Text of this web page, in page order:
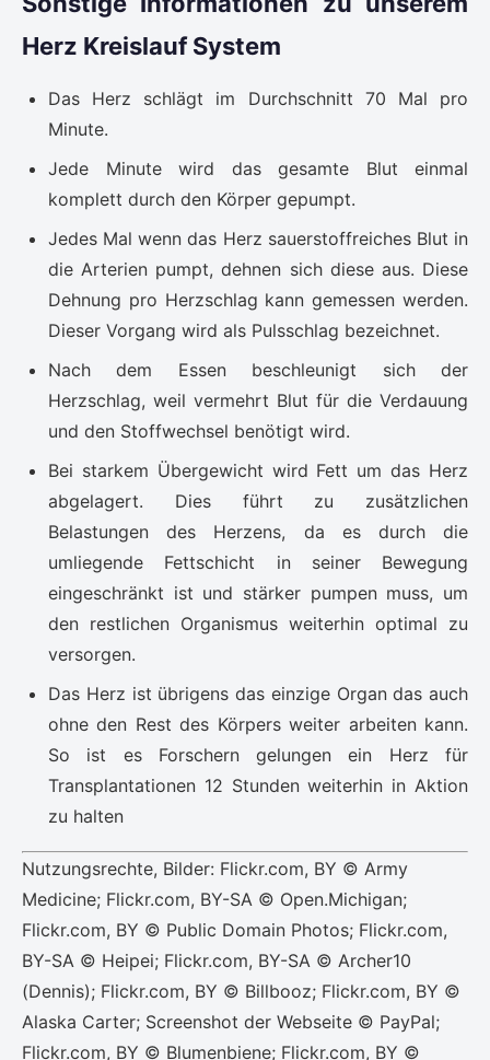
Herz Kreislauf System
Das Herz schlägt im Durchschnitt 70 Mal pro
Minute.
Jede Minute wird das gesamte Blut einmal
komplett durch den Körper gepumpt.
Jedes Mal wenn das Herz sauerstoffreiches Blut in
die Arterien pumpt, dehnen sich diese aus. Diese
Dehnung pro Herzschlag kann gemessen werden.
Dieser Vorgang wird als Pulsschlag bezeichnet.
Nach dem Essen beschleunigt sich der
Herzschlag, weil vermehrt Blut für die Verdauung
und den Stoffwechsel benötigt wird.
Bei starkem Übergewicht wird Fett um das Herz
abgelagert. Dies führt zu zusätzlichen
Belastungen des Herzens, da es durch die
umliegende Fettschicht in seiner Bewegung
eingeschränkt ist und stärker pumpen muss, um
den restlichen Organismus weiterhin optimal zu
versorgen.
Das Herz ist übrigens das einzige Organ das auch
ohne den Rest des Körpers weiter arbeiten kann.
So ist es Forschern gelungen ein Herz für
Transplantationen 12 Stunden weiterhin in Aktion
zu halten
Nutzungsrechte, Bilder: Flickr.com, BY © Army
Medicine; Flickr.com, BY-SA © Open.Michigan;
Flickr.com, BY © Public Domain Photos; Flickr.com,
BY-SA © Heipei; Flickr.com, BY-SA © Archer10
(Dennis); Flickr.com, BY © Billbooz; Flickr.com, BY ©
Alaska Carter; Screenshot der Webseite © PayPal;
Flickr.com, BY © Blumenbiene; Flickr.com, BY ©